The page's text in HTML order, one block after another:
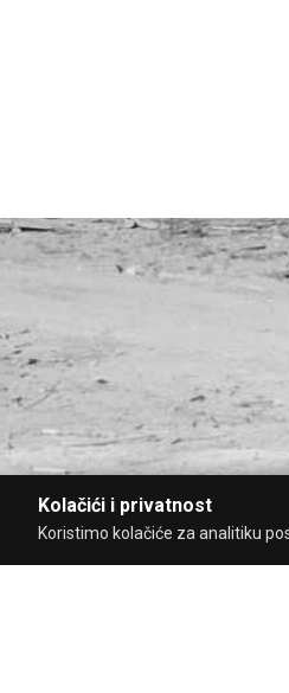
Kolačići i privatnost
Koristimo kolačiće za analitiku